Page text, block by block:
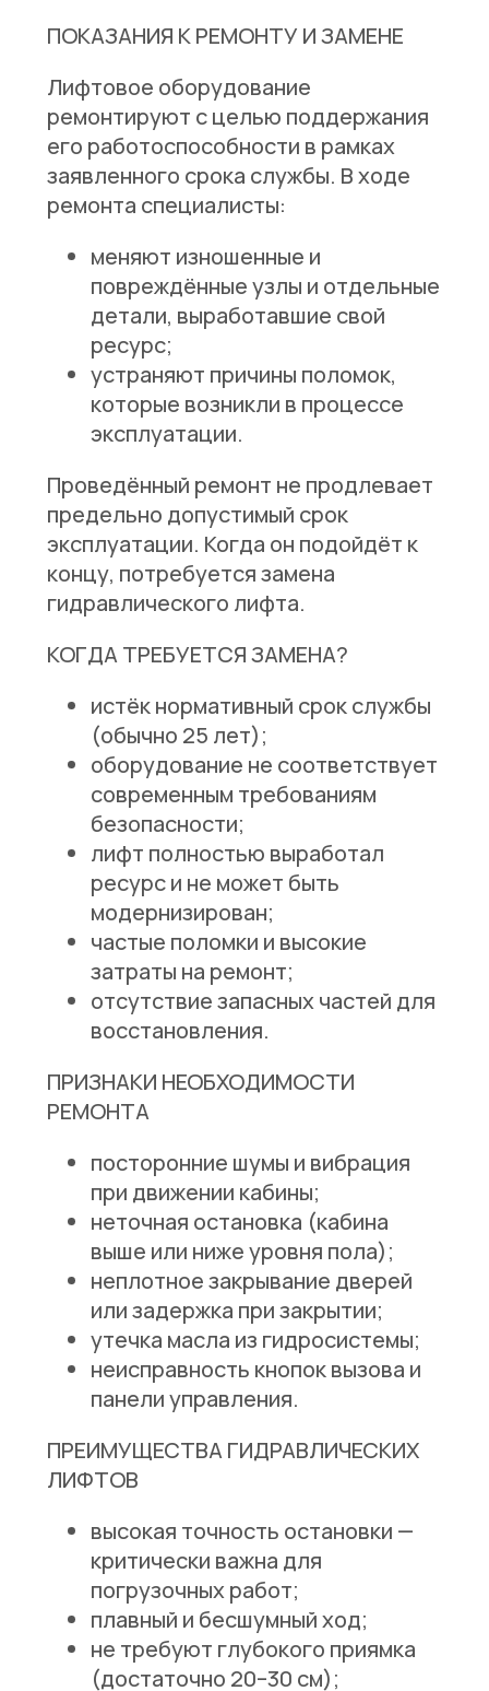
ПОКАЗАНИЯ К РЕМОНТУ И ЗАМЕНЕ
Лифтовое оборудование
ремонтируют с целью поддержания
его работоспособности в рамках
заявленного срока службы. В ходе
ремонта специалисты:
меняют изношенные и
повреждённые узлы и отдельные
детали, выработавшие свой
ресурс;
устраняют причины поломок,
которые возникли в процессе
эксплуатации.
Проведённый ремонт не продлевает
предельно допустимый срок
эксплуатации. Когда он подойдёт к
концу, потребуется замена
гидравлического лифта.
КОГДА ТРЕБУЕТСЯ ЗАМЕНА?
истёк нормативный срок службы
(обычно 25 лет);
оборудование не соответствует
современным требованиям
безопасности;
лифт полностью выработал
ресурс и не может быть
модернизирован;
частые поломки и высокие
затраты на ремонт;
отсутствие запасных частей для
восстановления.
ПРИЗНАКИ НЕОБХОДИМОСТИ
РЕМОНТА
посторонние шумы и вибрация
при движении кабины;
неточная остановка (кабина
выше или ниже уровня пола);
неплотное закрывание дверей
или задержка при закрытии;
утечка масла из гидросистемы;
неисправность кнопок вызова и
панели управления.
ПРЕИМУЩЕСТВА ГИДРАВЛИЧЕСКИХ
ЛИФТОВ
высокая точность остановки —
критически важна для
погрузочных работ;
плавный и бесшумный ход;
не требуют глубокого приямка
(достаточно 20–30 см);